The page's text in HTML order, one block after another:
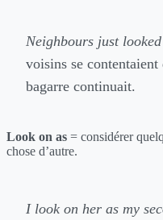
Neighbours just
voisins se contentaient
bagarre continuait.
Look on as = considérer
chose d’autre.
I look on her as my